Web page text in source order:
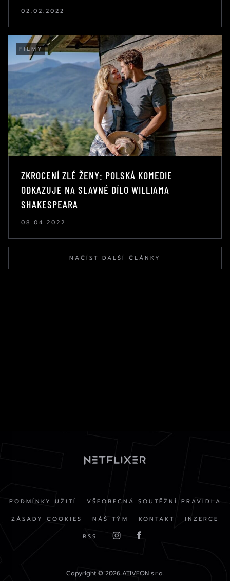
02.02.2022
FILMY
ZKROCENÍ ZLÉ ŽENY: POLSKÁ KOMEDIE
ODKAZUJE NA SLAVNÉ DÍLO WILLIAMA
SHAKESPEARA
08.04.2022
NAČÍST DALŠÍ ČLÁNKY
PODMÍNKY UŽITÍ
VŠEOBECNÁ SOUTĚŽNÍ PRAVIDLA
ZÁSADY COOKIES
NÁŠ TÝM KONTAKT
INZERCE
RSS
Copyright © 2026 ATIVEON s.r.o.